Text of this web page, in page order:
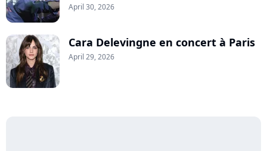
April 30, 2026
Cara Delevingne en concert à Paris
April 29, 2026